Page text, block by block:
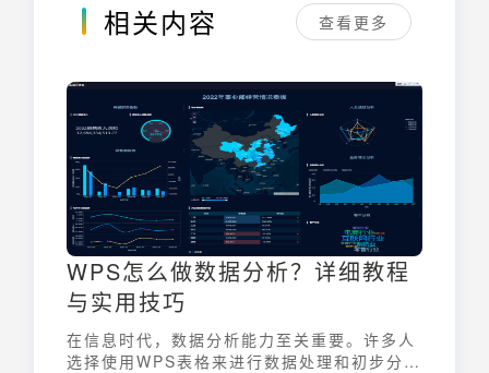
相关内容 查看更多
WPS怎么做数据分析？详细教程
与实用技巧
在信息时代，数据分析能力至关重要。许多人
选择使用WPS表格来进行数据处理和初步分